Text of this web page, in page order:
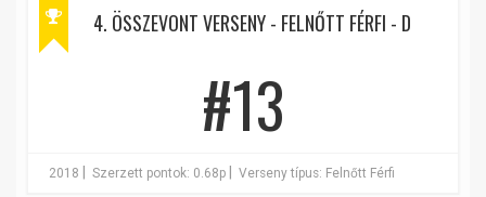
4. ÖSSZEVONT VERSENY - FELNŐTT FÉRFI - D
#13
2018 Szerzett pontok: 0.68p Verseny típus: Felnőtt Férfi